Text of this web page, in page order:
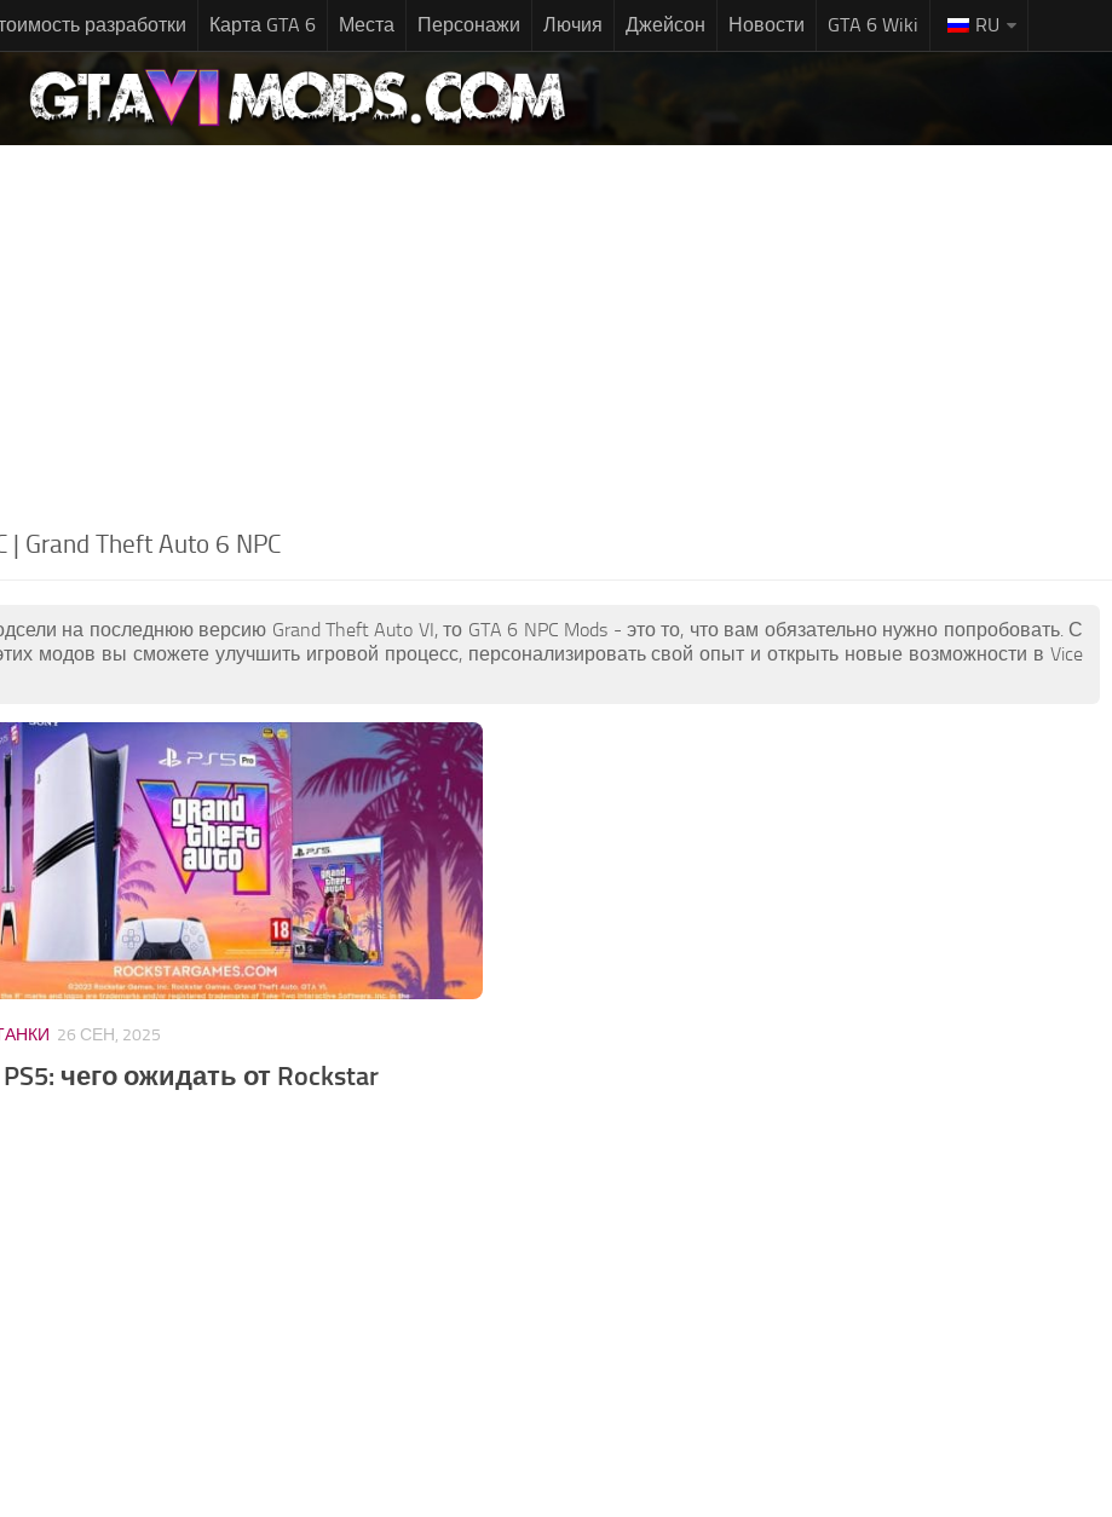
разработки Карта GTA 6 Места Персонажи Лючия Джейсон Новости GTA 6 Wiki RU
| Grand Theft Auto 6 NPC
на последнюю версию Grand Theft Auto VI, то GTA 6 NPC Mods - это то, что вам обязательно нужно попробовать. С
модов вы сможете улучшить игровой процесс, персонализировать свой опыт и открыть новые возможности в Vice
26 СЕН, 2025
PS5: чего ожидать от Rockstar